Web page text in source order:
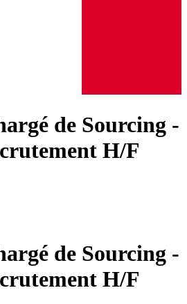
de Sourcing -
H/F
de Sourcing -
H/F